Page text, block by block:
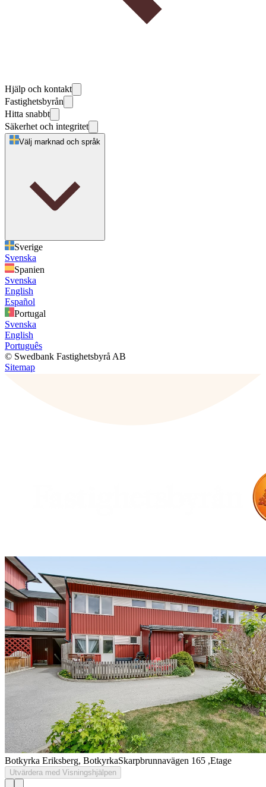
Hjälp och kontakt
Fastighetsbyrån
Hitta snabbt
Säkerhet och integritet
Välj marknad och språk
Sverige
Svenska
Spanien
Svenska
English
Español
Portugal
Svenska
English
Português
© Swedbank Fastighetsbyrå AB
Sitemap
Botkyrka Eriksberg, BotkyrkaSkarpbrunnavägen 165 ,Etage
Utvärdera med Visningshjälpen